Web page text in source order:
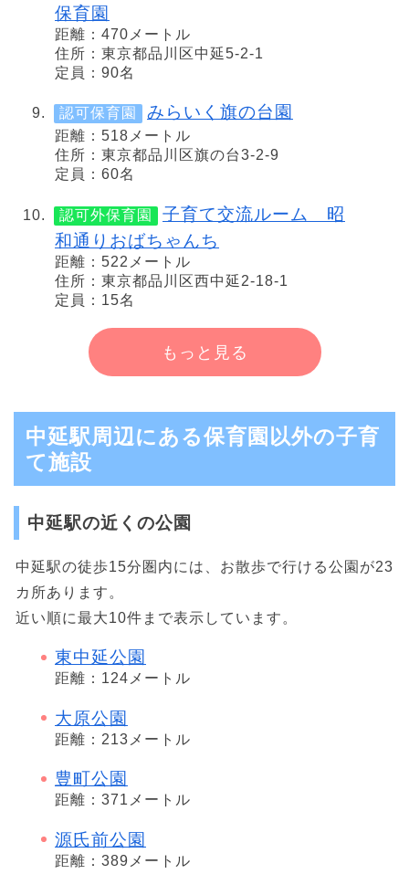
保育園
距離：470メートル
住所：東京都品川区中延5-2-1
定員：90名
認可保育園 みらいく旗の台園
距離：518メートル
住所：東京都品川区旗の台3-2-9
定員：60名
認可外保育園
子育て交流ルーム 昭
和通りおばちゃんち
距離：522メートル
住所：東京都品川区西中延2-18-1
定員：15名
もっと見る
中延駅周辺にある保育園以外の子育
て施設
中延駅の近くの公園
中延駅の徒歩15分圏内には、お散歩で行ける公園が23
カ所あります。
近い順に最大10件まで表示しています。
東中延公園
距離：124メートル
大原公園
距離：213メートル
豊町公園
距離：371メートル
源氏前公園
距離：389メートル